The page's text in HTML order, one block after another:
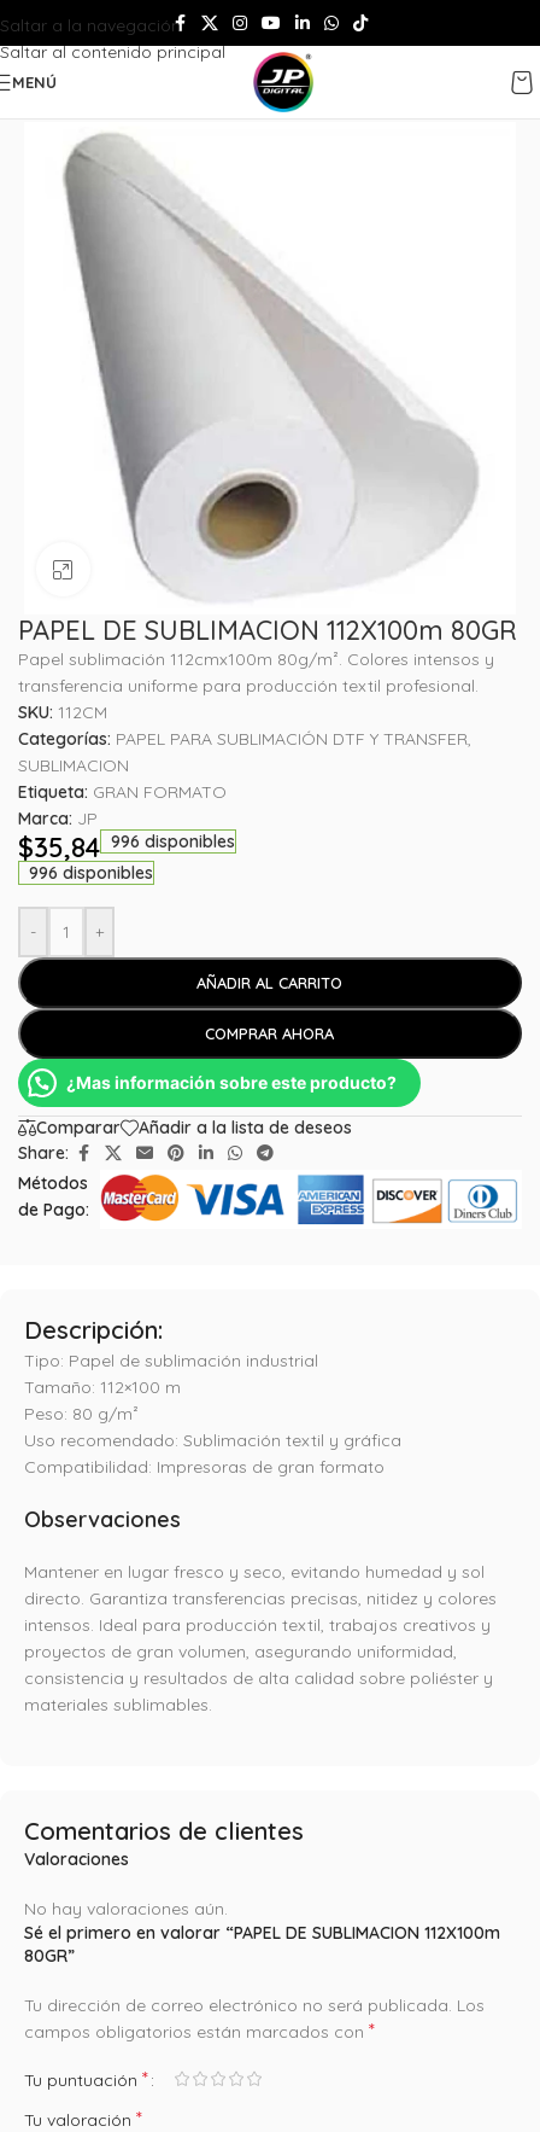
Saltar a la navegación
Saltar al contenido principal
MENÚ
Haga clic para ampliar
PAPEL DE SUBLIMACION 112X100m 80GR
Papel sublimación 112cmx100m 80g/m². Colores intensos y
transferencia uniforme para producción textil profesional.
SKU: 112CM
Categorías: PAPEL PARA SUBLIMACIÓN DTF Y TRANSFER,
SUBLIMACION
Etiqueta: GRAN FORMATO
Marca: JP
$35,84 996 disponibles
996 disponibles
- +
AÑADIR AL CARRITO
COMPRAR AHORA
¿Mas información sobre este producto?
Comparar
Añadir a la lista de deseos
Share:
Métodos
de Pago:
Descripción:
Tipo: Papel de sublimación industrial
Tamaño: 112×100 m
Peso: 80 g/m²
Uso recomendado: Sublimación textil y gráfica
Compatibilidad: Impresoras de gran formato
Observaciones
Mantener en lugar fresco y seco, evitando humedad y sol
directo. Garantiza transferencias precisas, nitidez y colores
intensos. Ideal para producción textil, trabajos creativos y
proyectos de gran volumen, asegurando uniformidad,
consistencia y resultados de alta calidad sobre poliéster y
materiales sublimables.
Comentarios de clientes
Valoraciones
No hay valoraciones aún.
Sé el primero en valorar “PAPEL DE SUBLIMACION 112X100m
80GR”
Tu dirección de correo electrónico no será publicada. Los
campos obligatorios están marcados con *
Tu puntuación *
Tu valoración *